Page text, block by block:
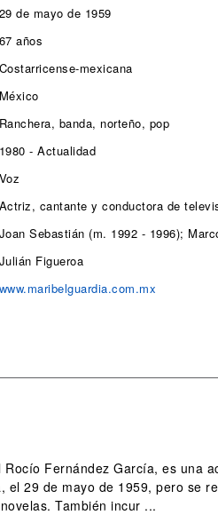
29 de mayo de 1959
67 años
Costarricense-mexicana
México
Ranchera, banda, norteño, pop
1980 - Actualidad
Voz
Actriz, cantante y conductora de
Joan Sebastián (m. 1992 - 1996);
Julián Figueroa
www.maribelguardia.com.mx
Fernández García, es una
29 de mayo de 1959, pero se
También incur ...